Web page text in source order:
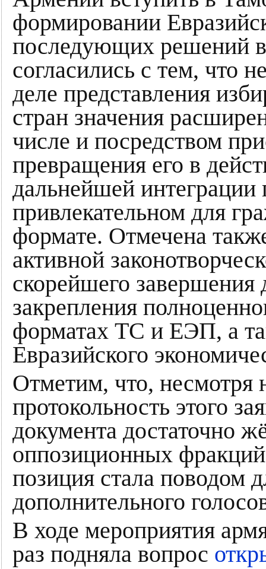
формировании
последующих решений
согласились с тем, что
деле представления
стран значения
числе и посредством
превращения его в
дальнейшей интеграции
привлекательном для
формате. Отмечена
активной
скорейшего завершения
закрепления
форматах ТС и ЕЭП, а
Евразийского
Отметим, что, несмотря
протокольность этого
документа достаточно
оппозиционных
позиция стала поводом
дополнительного
В ходе мероприятия
раз подняла вопрос